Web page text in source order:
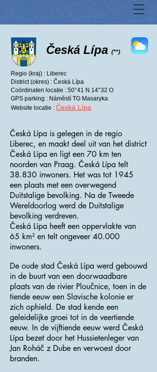
Česká Lípa (**)
Regio (kraj) : Liberec
District (okres) : Česká Lípa
Coördinaten locatie : 50°41 N 14°32 O
GPS parking : Náměstí TG Masaryka
Website locatie : Česká Lípa
Česká Lípa is gelegen in de regio
Liberec, en maakt deel uit van het district
Česká Lípa en ligt een 70 km ten
noorden van Praag. Česká Lípa telt
38.830 inwoners. Het was tot 1945
een plaats met een overwegend
Duitstalige bevolking. Na de Tweede
Wereldoorlog werd de Duitstalige
bevolking verdreven.
Česká Lípa heeft een oppervlakte van
65 km² en telt ongeveer 40.000
inwoners.
De oude stad Česká Lípa werd gebouwd
in de buurt van een doorwaadbare
plaats van de rivier Ploučnice, toen in de
tiende eeuw een Slavische kolonie er
zich ophield. De stad kende een
geleidelijke groei tot in de veertiende
eeuw. In de vijftiende eeuw werd Česká
Lípa bezet door het Hussietenleger van
Jan Roháč z Dube en verwoest door
branden.